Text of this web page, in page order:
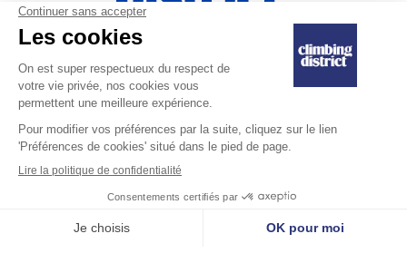
confidentialité
Ventes et remboursements